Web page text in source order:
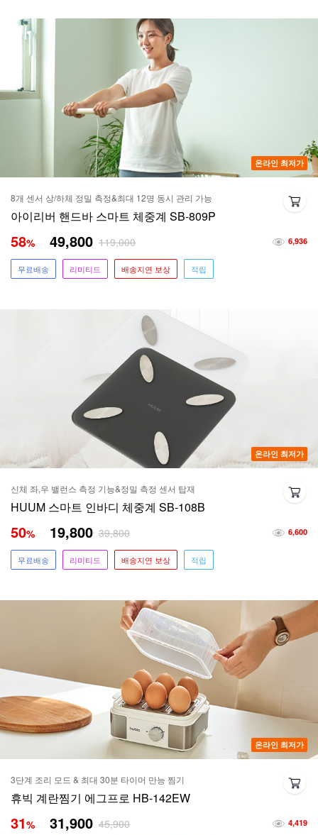
온라인 최저가
8개 센서 상/하체 정밀 측정&최대 12명 동시 관리 가능
아이리버 핸드바 스마트 체중계 SB-809P
6,936
58% 49,800 119,000
무료배송 리미티드 배송지연 보상 적립
온라인 최저가
신체 좌,우 밸런스 측정 기능&정밀 측정 센서 탑재
HUUM 스마트 인바디 체중계 SB-108B
6,600
50% 19,800 39,800
무료배송 리미티드 배송지연 보상 적립
온라인 최저가
3단계 조리 모드 & 최대 30분 타이머 만능 찜기
휴빅 계란찜기 에그프로 HB-142EW
4,419
31% 31,900 45,900